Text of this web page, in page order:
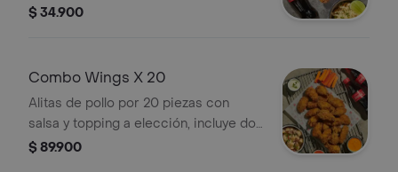
acompañamiento y una bebida
$ 34.900
Combo Wings X 20
Alitas de pollo por 20 piezas con
salsa y topping a elección, incluye dos
acompañamientos y dos bebidas o
$ 89.900